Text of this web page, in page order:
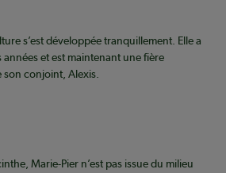
s’est développée tranquillement. Elle a
années et est maintenant une fière
son conjoint, Alexis.
Marie-Pier n’est pas issue du milieu